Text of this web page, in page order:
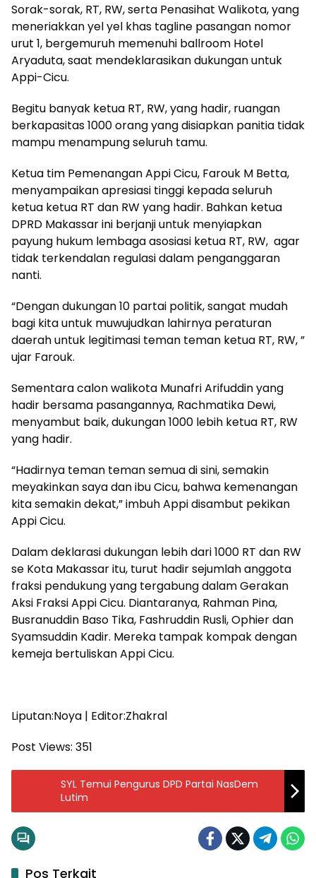
Sorak-sorak, RT, RW, serta Penasihat Walikota, yang
meneriakkan yel yel khas tagline pasangan nomor
urut 1, bergemuruh memenuhi ballroom Hotel
Aryaduta, saat mendeklarasikan dukungan untuk
Appi-Cicu.
Begitu banyak ketua RT, RW, yang hadir, ruangan
berkapasitas 1000 orang yang disiapkan panitia tidak
mampu menampung seluruh tamu.
Ketua tim Pemenangan Appi Cicu, Farouk M Betta,
menyampaikan apresiasi tinggi kepada seluruh
ketua ketua RT dan RW yang hadir. Bahkan ketua
DPRD Makassar ini berjanji untuk menyiapkan
payung hukum lembaga asosiasi ketua RT, RW, agar
tidak terkendalan regulasi dalam penganggaran
nanti.
“Dengan dukungan 10 partai politik, sangat mudah
bagi kita untuk muwujudkan lahirnya peraturan
daerah untuk legitimasi teman teman ketua RT, RW, ”
ujar Farouk.
Sementara calon walikota Munafri Arifuddin yang
hadir bersama pasangannya, Rachmatika Dewi,
menyambut baik, dukungan 1000 lebih ketua RT, RW
yang hadir.
“Hadirnya teman teman semua di sini, semakin
meyakinkan saya dan ibu Cicu, bahwa kemenangan
kita semakin dekat,” imbuh Appi disambut pekikan
Appi Cicu.
Dalam deklarasi dukungan lebih dari 1000 RT dan RW
se Kota Makassar itu, turut hadir sejumlah anggota
fraksi pendukung yang tergabung dalam Gerakan
Aksi Fraksi Appi Cicu. Diantaranya, Rahman Pina,
Busranuddin Baso Tika, Fashruddin Rusli, Ophier dan
Syamsuddin Kadir. Mereka tampak kompak dengan
kemeja bertuliskan Appi Cicu.
Liputan:Noya | Editor:Zhakral
Post Views: 351
SYL Temui Pengurus DPD Partai NasDem
Lutim
Pos Terkait